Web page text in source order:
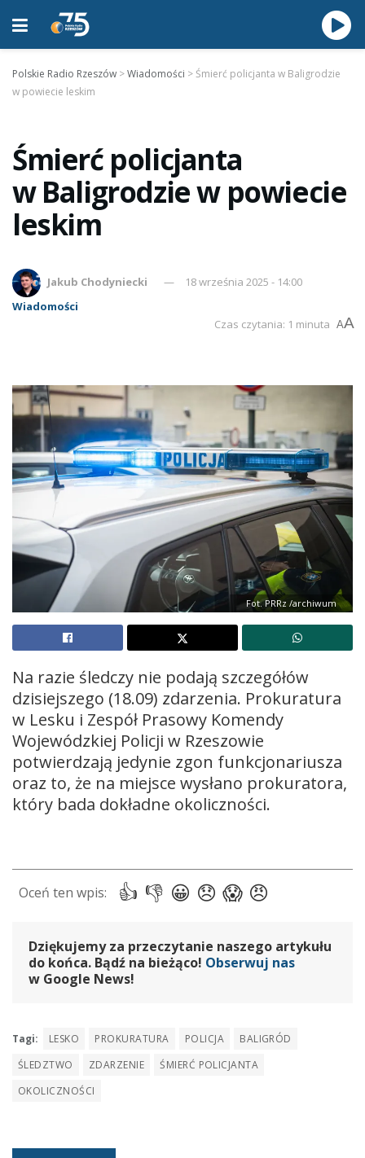
Polskie Radio Rzeszów >Wiadomości >Śmierć policjanta w Baligrodzie
w powiecie leskim
Śmierć policjanta
w Baligrodzie w powiecie
leskim
Jakub Chodyniecki
18 września 2025 - 14:00
Wiadomości
Czas czytania: 1 minuta AA
Fot. PRRz /archiwum
Na razie śledczy nie podają szczegółów
dzisiejszego (18.09) zdarzenia. Prokuratura
w Lesku i Zespół Prasowy Komendy
Wojewódzkiej Policji w Rzeszowie
potwierdzają jedynie zgon funkcjonariusza
oraz to, że na miejsce wysłano prokuratora,
który bada dokładne okoliczności.
Dziękujemy za przeczytanie naszego artykułu
do końca. Bądź na bieżąco! Obserwuj nas
w Google News!
Tagi: LESKO PROKURATURA POLICJA
BALIGRÓD
ŚLEDZTWO
ZDARZENIE
ŚMIERĆ POLICJANTA
OKOLICZNOŚCI